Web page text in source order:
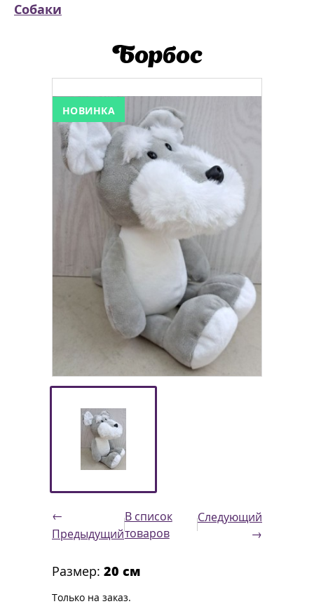
Собаки
Борбос
НОВИНКА
←
Предыдущий
В список
товаров
Следующий
→
Размер: 20 см
Только на заказ.